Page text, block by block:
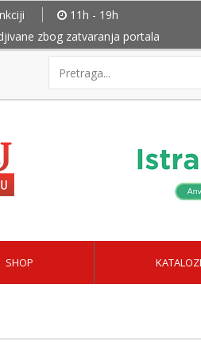
11h - 19h
zbog zatvaranja portala
SHOP KATALOZI